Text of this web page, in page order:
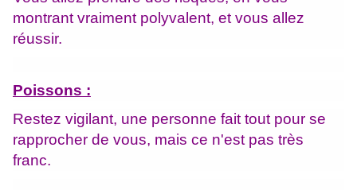
montrant vraiment polyvalent, et vous allez
réussir.
Poissons :
Restez vigilant, une personne fait tout pour se
rapprocher de vous, mais ce n'est pas très
franc.